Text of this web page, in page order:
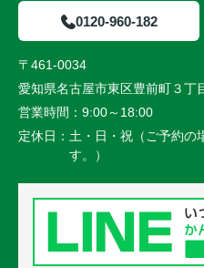
0120-960-182
〒461-0034
愛知県名古屋市東区豊前町３丁
営業時間： 9:00～18:00
定休日： 土・日・祝（ご予約の
す。）